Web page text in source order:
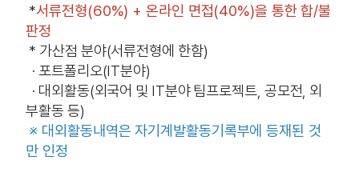
*서류전형(60%) + 온라인 면접(40%)을 통한 합/불
판정
* 가산점 분야(서류전형에 한함)
· 포트폴리오(IT분야)
· 대외활동(외국어 및 IT분야 팀프로젝트, 공모전, 외
부활동 등)
※ 대외활동내역은 자기계발활동기록부에 등재된 것
만 인정